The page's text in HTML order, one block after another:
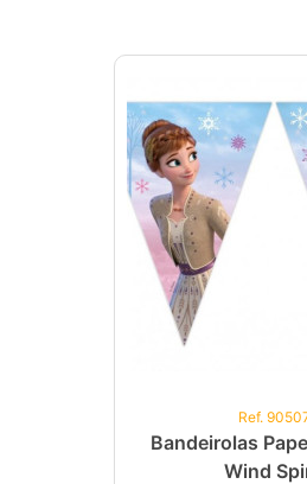
Ref.
Bandeirolas
Wind